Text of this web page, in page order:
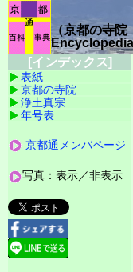
（京都の寺院
[インデックス]
表紙
京都の寺院
浄土真宗
年号表
京都通メンバページ
写真：表示／非表示